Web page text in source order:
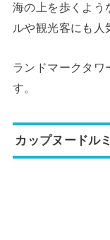
海の上を歩くよう
ルや観光客にも人
ランドマークタワ
す。
カップヌードル